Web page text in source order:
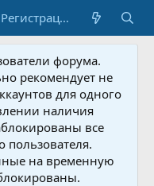
Регистрация
форума.
рекомендует не
для одного
наличия
все
пользователя.
на временную